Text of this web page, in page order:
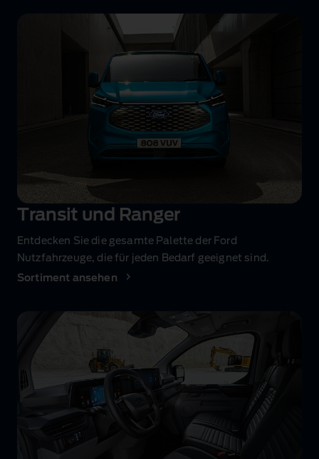
Transit und Ranger
Entdecken Sie die gesamte Palette der Ford
Nutzfahrzeuge, die für jeden Bedarf geeignet sind.
Sortiment ansehen